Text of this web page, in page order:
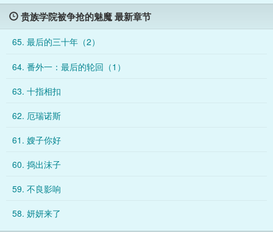
我的朋友。”“你觉得人会变成怪物吗？变成有尾巴有角的怪物，
可能之后还会长出翅膀。”“给我看看你朋友的尾巴？末端是不是
有个爱心？”“那天在公共浴室cos魅魔的是你吗？”赵恩颂偶然得
知，这间看似正常的贵族学赵恩颂是一名这所贵族学院的“人上人
然觉醒了最稀有的魅魔血脉——他的犄角、尾巴和翅膀相继冒出
态度，告诉了宿舍里关系较好的室友和最好的朋友。“我有一个朋
，是说我的朋友。”“你觉得人会变成怪物吗？变成有尾巴有角的
是不是有个爱心？”“那天在公共浴室cos魅魔的是你吗？”赵恩颂
——猎人，狼人，男巫，血族，神父，恶魔，恶龙，圣子……—
净♂化你。”——“太好了，我们本不能选择人类成为伴侣，但如
没有男人吗？你需要一个长期伴侣，我一个人就可以。”ps：受是
贵族学院被争抢的魅魔 最新章节
65. 最后的三十年（2）
64. 番外一：最后的轮回（1）
63. 十指相扣
62. 厄瑞诺斯
61. 嫂子你好
60. 捣出沫子
59. 不良影响
58. 妍妍来了